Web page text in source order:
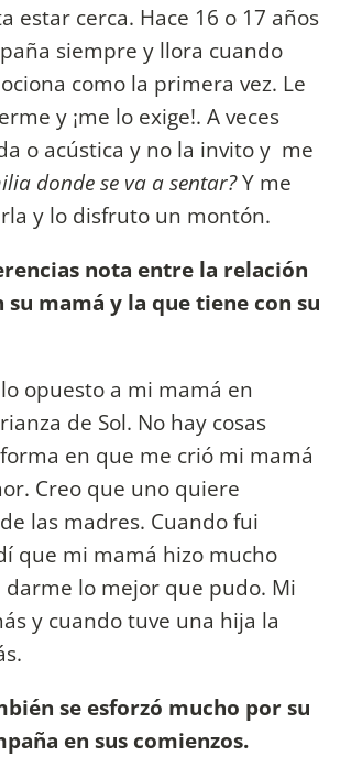
estar cerca. Hace 16 o 17 años
siempre y llora cuando
como la primera vez. Le
y ¡me lo exige!. A veces
o acústica y no la invito y me
donde se va a sentar?Y me
y lo disfruto un montón.
nota entre la relación
su mamá y la que tiene con su
opuesto a mi mamá en
de Sol. No hay cosas
en que me crió mi mamá
Creo que uno quiere
las madres. Cuando fui
que mi mamá hizo mucho
darme lo mejor que pudo. Mi
y cuando tuve una hija la
se esforzó mucho por su
en sus comienzos.